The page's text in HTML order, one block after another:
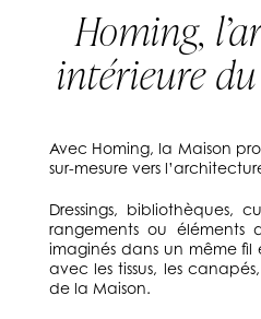
Homing,
intérieure
Avec Homing, la Maison
sur-mesure vers
Dressings, bibliothèques,
rangements ou éléments
imaginés dans un même
avec les tissus, les
de la Maison.